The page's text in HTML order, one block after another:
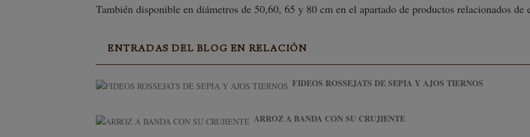
También disponible en diámetros de 50,60, 65 y 80 cm en el apartado de productos relacionados
ENTRADAS DEL BLOG EN RELACIÓN
FIDEOS ROSSEJATS DE SEPIA Y AJOS TIERNOS
ARROZ A BANDA CON SU CRUJIENTE